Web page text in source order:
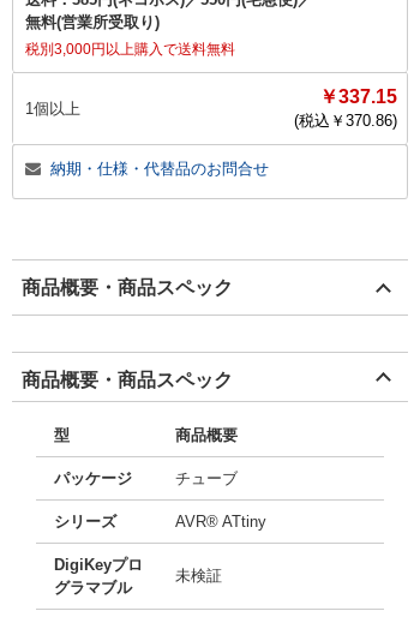
無料(営業所受取り)
税別3,000円以上購入で送料無料
1個以上
￥337.15
(税込￥ 370.86)
納期・仕様・代替品のお問合せ
商品概要・商品スペック
商品概要・商品スペック
型 商品概要
パッケージ チューブ
シリーズ AVR® ATtiny
DigiKeyプロ
グラマブル
未検証